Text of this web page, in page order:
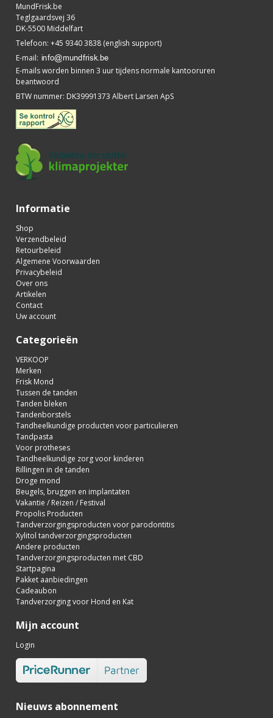
MundFrisk.be
Teglgaardsvej 36
DK-5500 Middelfart
Telefoon: +45 9340 3838 (english support)
E-mail:
E-mails worden binnen 3 uur tijdens normale kantooruren
beantwoord
BTW nummer: DK39991373 Albert Larsen ApS
Informatie
Shop
Verzendbeleid
Retourbeleid
Algemene Voorwaarden
Privacybeleid
Over ons
Artikelen
Contact
Uw account
Categorieën
VERKOOP
Merken
Frisk Mond
Tussen de tanden
Tanden bleken
Tandenborstels
Tandheelkundige producten voor particulieren
Tandpasta
Voor protheses
Tandheelkundige zorg voor kinderen
Rillingen in de tanden
Droge mond
Beugels, bruggen en implantaten
Vakantie / Reizen / Festival
Propolis Producten
Tandverzorgingsproducten voor parodontitis
Xylitol tandverzorgingsproducten
Andere producten
Tandverzorgingsproducten met CBD
Startpagina
Pakket aanbiedingen
Cadeaubon
Tandverzorging voor Hond en Kat
Mijn account
Login
Nieuws abonnement